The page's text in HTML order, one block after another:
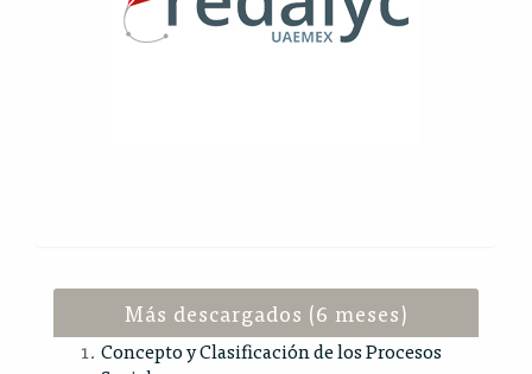
Más descargados (6 meses)
Concepto y Clasificación de los Procesos